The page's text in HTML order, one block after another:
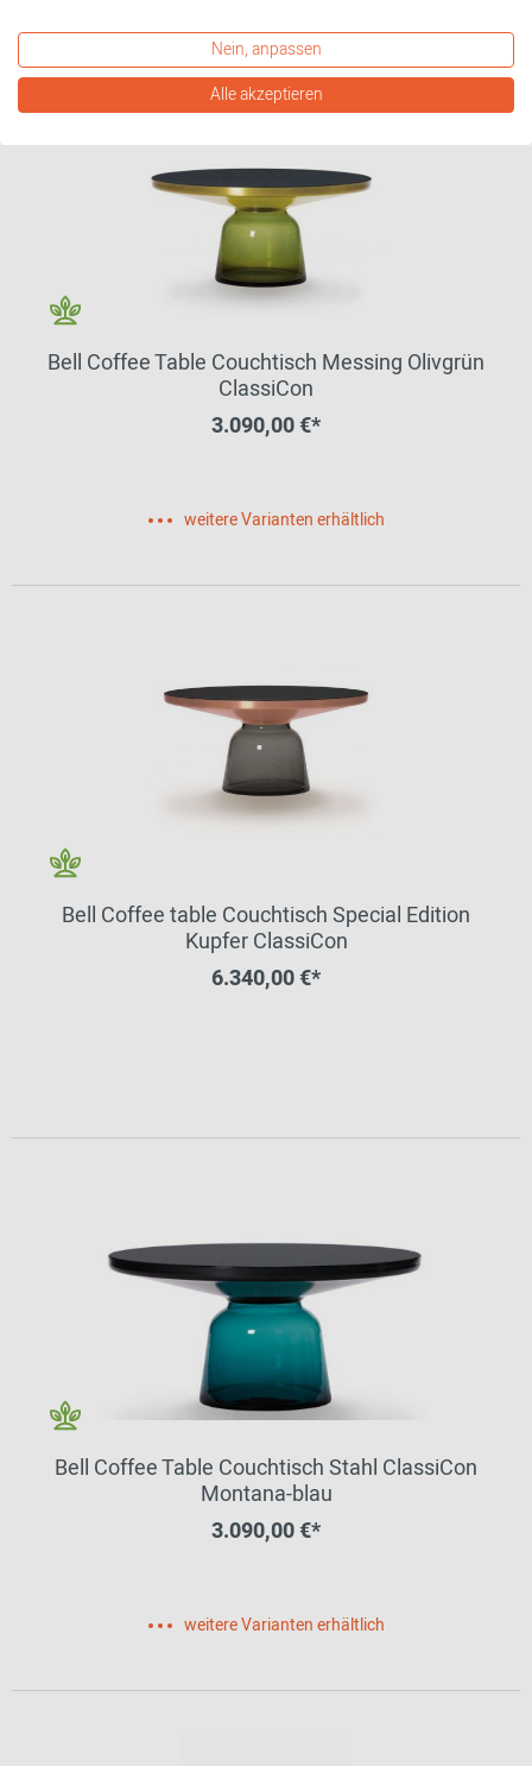
Bell Coffee Table Couchtisch Messing Olivgrün
ClassiCon
3.090,00 €*
weitere Varianten erhältlich
Bell Coffee table Couchtisch Special Edition
Kupfer ClassiCon
6.340,00 €*
Bell Coffee Table Couchtisch Stahl ClassiCon
Montana-blau
3.090,00 €*
weitere Varianten erhältlich
Nein, anpassen
Alle akzeptieren